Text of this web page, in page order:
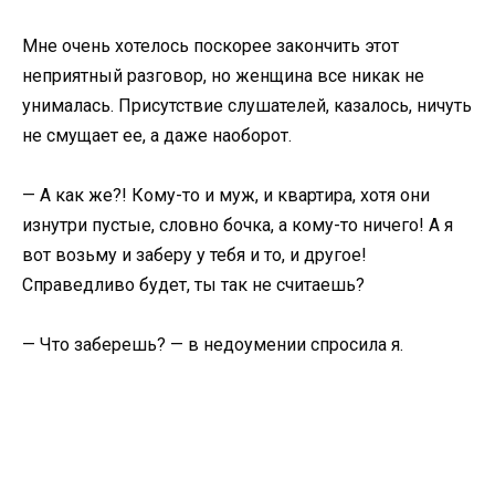
Мне очень хотелось поскорее закончить этот
неприятный разговор, но женщина все никак не
унималась. Присутствие слушателей, казалось, ничуть
не смущает ее, а даже наоборот.
— А как же?! Кому-то и муж, и квартира, хотя они
изнутри пустые, словно бочка, а кому-то ничего! А я
вот возьму и заберу у тебя и то, и другое!
Справедливо будет, ты так не считаешь?
— Что заберешь? — в недоумении спросила я.